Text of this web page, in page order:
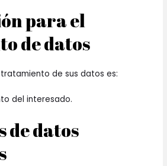
para el
de datos
de sus datos es:
del interesado.
de datos